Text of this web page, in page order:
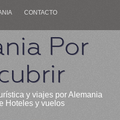
CONTACTO
Por
y viajes por Alemania
Hoteles y vuelos